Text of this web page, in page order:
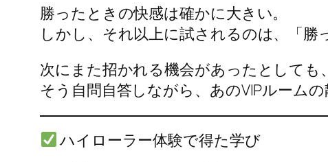
勝ったときの快感は確かに大きい。
しかし、それ以上に試されるのは、「勝
次にまた招かれる機会があったとして
そう自問自答しながら、あのVIPルーム
ハイローラー体験で得た学び